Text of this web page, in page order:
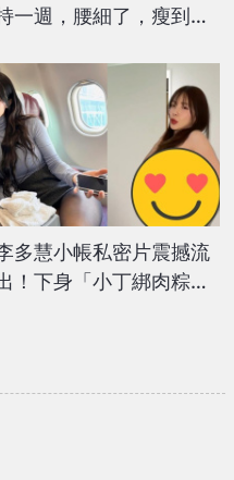
一週，腰細了，瘦到你
多慧小帳私密片震撼流
！下身「小丁綁肉粽」